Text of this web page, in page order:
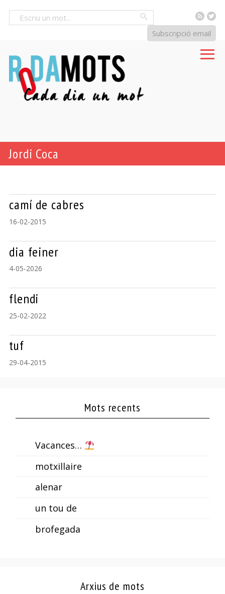
RSS
Subscripció email
Jordi Coca
camí de cabres
16-02-2015
dia feiner
4-05-2026
flendi
25-02-2022
tuf
29-04-2015
Mots recents
Vacances…
motxillaire
alenar
un tou de
brofegada
Arxius de mots